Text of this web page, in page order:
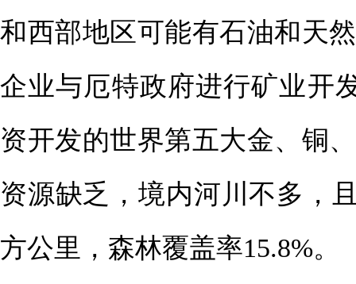
和西部地区可能有石油和天
企业与厄特政府进行矿业开
资开发的世界第五大金、铜
资源缺乏，境内河川不多，
方公里，森林覆盖率15.8%。